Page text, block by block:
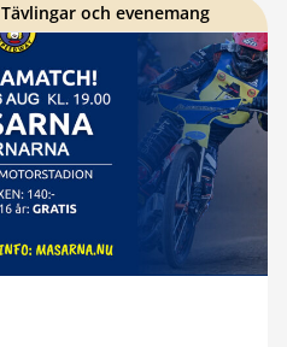
Tävlingar och evenemang